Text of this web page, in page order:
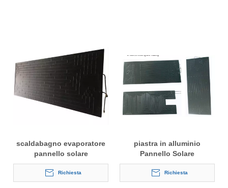
scaldabagno evaporatore
pannello solare
termodinamico
Richiesta
piastra in alluminio
Pannello Solare
Termodinamico
2000*800mm
Richiesta